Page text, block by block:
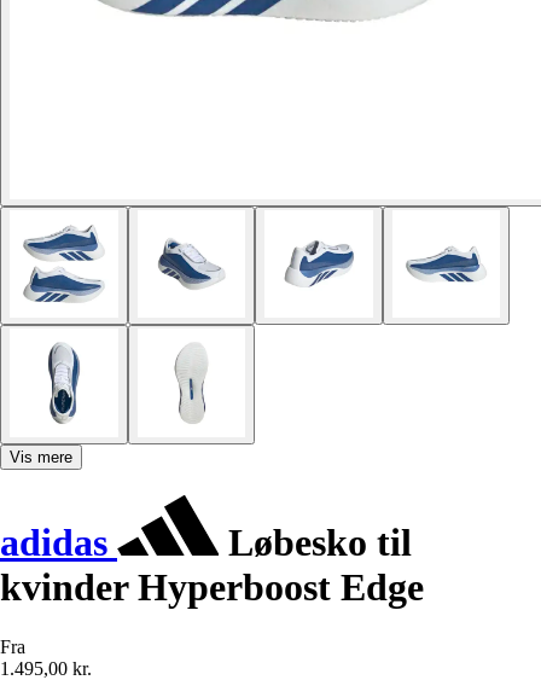
Vis mere
adidas
Løbesko til
kvinder Hyperboost Edge
Fra
1.495,00 kr.